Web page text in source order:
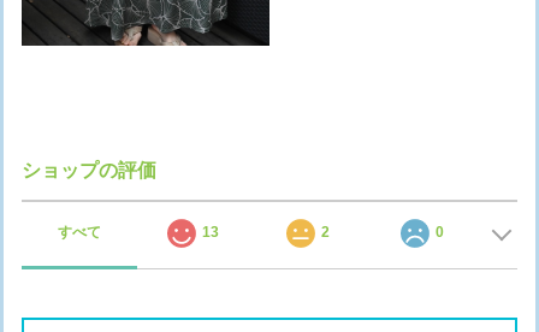
ショップの評価
すべて 13 2 0